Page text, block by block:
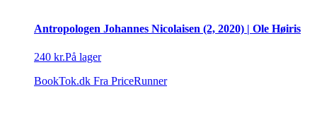
Antropologen Johannes Nicolaisen (2, 2020) | Ole Høiris
240 kr.På lager
BookTok.dk Fra PriceRunner